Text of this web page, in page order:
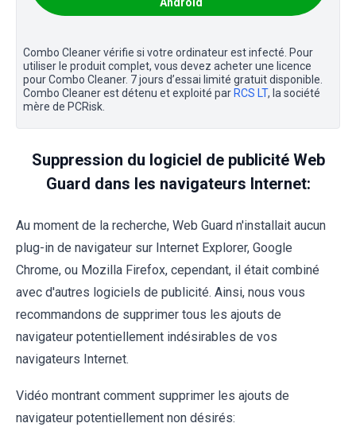
Android
Combo Cleaner vérifie si votre ordinateur est infecté. Pour
utiliser le produit complet, vous devez acheter une licence
pour Combo Cleaner. 7 jours d’essai limité gratuit disponible.
Combo Cleaner est détenu et exploité par RCS LT, la société
mère de PCRisk.
Suppression du logiciel de publicité Web
Guard dans les navigateurs Internet:
Au moment de la recherche, Web Guard n'installait aucun
plug-in de navigateur sur Internet Explorer, Google
Chrome, ou Mozilla Firefox, cependant, il était combiné
avec d'autres logiciels de publicité. Ainsi, nous vous
recommandons de supprimer tous les ajouts de
navigateur potentiellement indésirables de vos
navigateurs Internet.
Vidéo montrant comment supprimer les ajouts de
navigateur potentiellement non désirés: